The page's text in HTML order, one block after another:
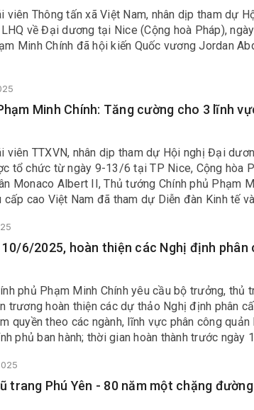
viên Thông tấn xã Việt Nam, nhân dịp tham dự
về Đại dương tại Nice (Cộng hoà Pháp),
Minh Chính đã hội kiến Quốc vương Jordan
Minh Chính: Tăng cường cho 3 lĩnh
viên TTXVN, nhân dịp tham dự Hội nghị Đại
tổ chức từ ngày 9-13/6 tại TP Nice, Cộng hòa
Monaco Albert II, Thủ tướng Chính phủ Phạm
cao Việt Nam đã tham dự Diễn đàn Kinh tế
6/2025, hoàn thiện các Nghị định phân
phủ Phạm Minh Chính yêu cầu bộ trưởng, thủ
trương hoàn thiện các dự thảo Nghị định phân
quyền theo các ngành, lĩnh vực phân công quản
phủ ban hành; thời gian hoàn thành trước ngày
trang Phú Yên - 80 năm một chặng